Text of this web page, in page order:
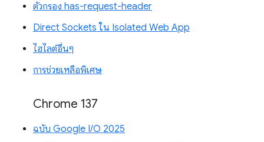
ตัวกรอง has-request-header
Direct Sockets ใน Isolated Web App
ไฮไลต์อื่นๆ
การช่วยเหลือพิเศษ
Chrome 137
ฉบับ Google I/O 2025